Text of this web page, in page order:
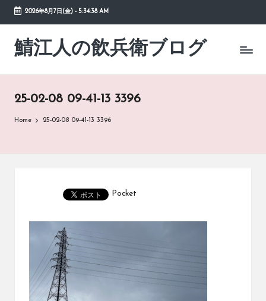
Skip
content
2026年8月7日(金)- 5:34:38 AM
鯖江人の飲兵衛ブログ
日々
の
草
25-02-08 09-41-13 3396
Home 25-02-08 09-41-13 3396
Pocket